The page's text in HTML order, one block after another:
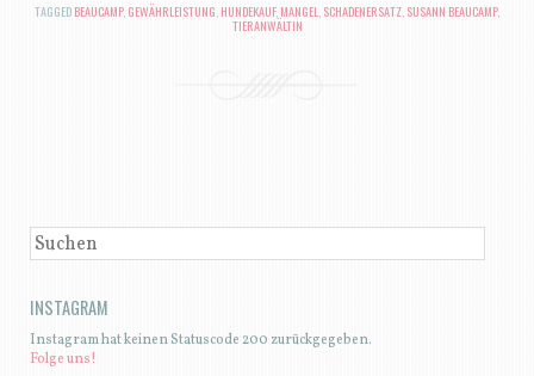
TAGGED BEAUCAMP, GEWÄHRLEISTUNG HUNDEKAUF, MANGEL SCHADENERSATZ SUSANN BEAUCAMP,
TIERANWÄLTIN
SUCHEN
INSTAGRAM
Instagram hat keinen Statuscode 200 zurückgegeben.
Folge uns!